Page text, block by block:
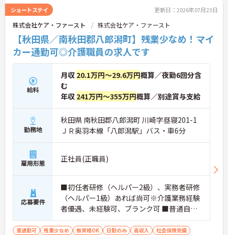
ショートステイ 更新日：2026年07月23日
株式会社ケア・ファースト 株式会社ケア・ファースト
【秋田県／南秋田郡八郎潟町】残業少なめ！マイ
カー通勤可◎介護職員の求人です
給料
月収 20.1万円～29.6万円概算／夜勤6回分含
む
年収 241万円～355万円概算／別途賞与支給
勤務地
秋田県 南秋田郡八郎潟町 川崎字昼寝201-1
ＪＲ奥羽本線「八郎潟駅」バス・車6分
雇用形態 正社員(正職員)
応募要件
■初任者研修（ヘルパー2級）、実務者研修
（ヘルパー1級）あれば尚可※介護業務経験
者優遇、未経験可、ブランク可 ■普通自動
車運転免許（AT限定可）
車通勤可 残業少なめ 無資格OK 日勤のみ 高収入
社会保険完備